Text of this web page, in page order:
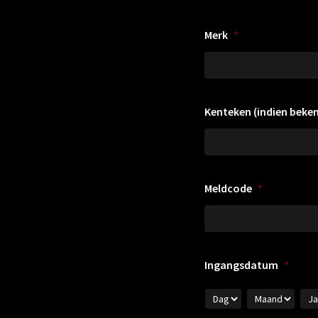
Merk *
Kenteken (indien
Meldcode *
Ingangsdatum *